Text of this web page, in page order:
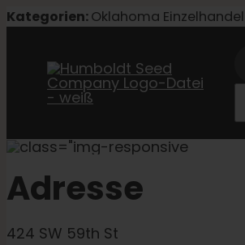
Zum
springen
Kategorien:Oklahoma Einzelhandel
Adresse
424 SW 59th St